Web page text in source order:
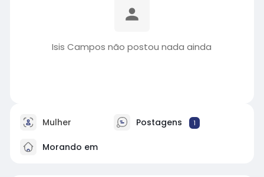
Isis Campos não postou nada ainda
Mulher Postagens 1
Morando em